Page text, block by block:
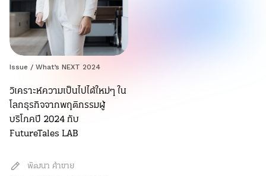
Issue / What’s NEXT 2024
วิเคราะห์ความเป็นไปได้ใหม่ๆ ใน
โลกธุรกิจจากพฤติกรรมผู้
บริโภคปี 2024 กับ
FutureTales LAB
พัฒนา ค้าขาย